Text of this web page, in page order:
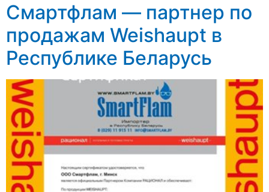
Смартфлам — партнер по
продажам Weishaupt в
Республике Беларусь